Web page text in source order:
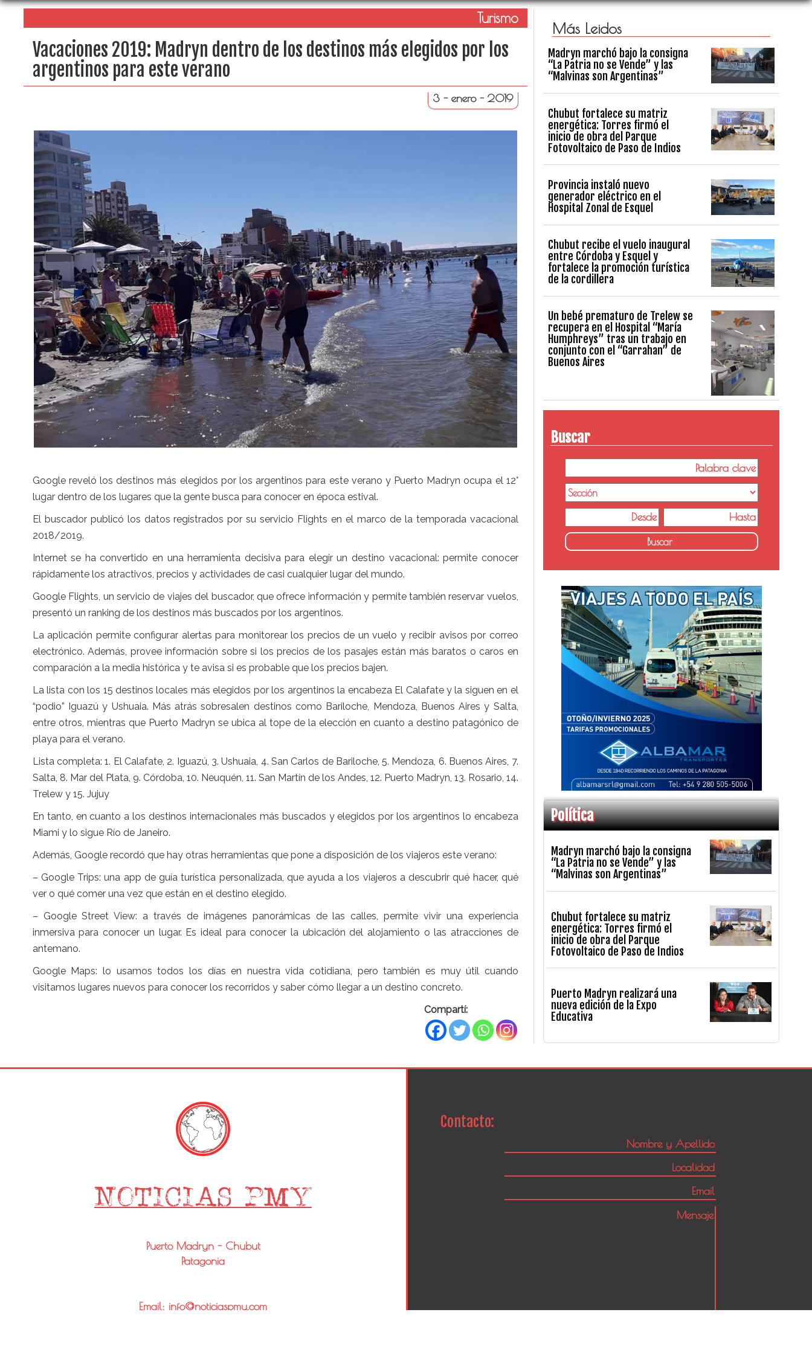
Turismo
Vacaciones 2019: Madryn dentro de los destinos más elegidos por los
argentinos para este verano
3 - enero - 2019
Google reveló los destinos más elegidos por los argentinos para este verano y Puerto Madryn ocupa el 12°
lugar dentro de los lugares que la gente busca para conocer en época estival.
El buscador publicó los datos registrados por su servicio Flights en el marco de la temporada vacacional
2018/2019.
Internet se ha convertido en una herramienta decisiva para elegir un destino vacacional: permite conocer
rápidamente los atractivos, precios y actividades de casi cualquier lugar del mundo.
Google Flights, un servicio de viajes del buscador, que ofrece información y permite también reservar vuelos,
presentó un ranking de los destinos más buscados por los argentinos.
La aplicación permite configurar alertas para monitorear los precios de un vuelo y recibir avisos por correo
electrónico. Además, provee información sobre si los precios de los pasajes están más baratos o caros en
comparación a la media histórica y te avisa si es probable que los precios bajen.
La lista con los 15 destinos locales más elegidos por los argentinos la encabeza El Calafate y la siguen en el
“podio” Iguazú y Ushuaia. Más atrás sobresalen destinos como Bariloche, Mendoza, Buenos Aires y Salta,
entre otros, mientras que Puerto Madryn se ubica al tope de la elección en cuanto a destino patagónico de
playa para el verano.
Lista completa: 1. El Calafate, 2. Iguazú, 3. Ushuaia, 4. San Carlos de Bariloche, 5. Mendoza, 6. Buenos Aires, 7.
Salta, 8. Mar del Plata, 9. Córdoba, 10. Neuquén, 11. San Martín de los Andes, 12. Puerto Madryn, 13. Rosario, 14.
Trelew y 15. Jujuy
En tanto, en cuanto a los destinos internacionales más buscados y elegidos por los argentinos lo encabeza
Miami y lo sigue Río de Janeiro.
Además, Google recordó que hay otras herramientas que pone a disposición de los viajeros este verano:
– Google Trips: una app de guía turística personalizada, que ayuda a los viajeros a descubrir qué hacer, qué
ver o qué comer una vez que están en el destino elegido.
– Google Street View: a través de imágenes panorámicas de las calles, permite vivir una experiencia
inmersiva para conocer un lugar. Es ideal para conocer la ubicación del alojamiento o las atracciones de
antemano.
Google Maps: lo usamos todos los días en nuestra vida cotidiana, pero también es muy útil cuando
visitamos lugares nuevos para conocer los recorridos y saber cómo llegar a un destino concreto.
Compartí:
Más Leidos
Madryn marchó bajo la consigna
“La Patria no se Vende” y las
“Malvinas son Argentinas”
Chubut fortalece su matriz
energética: Torres firmó el
inicio de obra del Parque
Fotovoltaico de Paso de Indios
Provincia instaló nuevo
generador eléctrico en el
Hospital Zonal de Esquel
Chubut recibe el vuelo inaugural
entre Córdoba y Esquel y
fortalece la promoción turística
de la cordillera
Un bebé prematuro de Trelew se
recupera en el Hospital “María
Humphreys” tras un trabajo en
conjunto con el “Garrahan” de
Buenos Aires
Buscar
Política
Madryn marchó bajo la consigna
“La Patria no se Vende” y las
“Malvinas son Argentinas”
Chubut fortalece su matriz
energética: Torres firmó el
inicio de obra del Parque
Fotovoltaico de Paso de Indios
Puerto Madryn realizará una
nueva edición de la Expo
Educativa
Puerto Madryn - Chubut
Patagonia
Email: info@noticiaspmy.com
Contacto: